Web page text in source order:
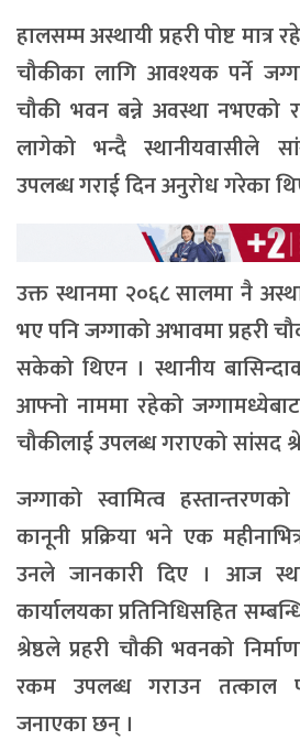
हालसम्म अस्थायी प्रहरी पोष्ट मात्र
चौकीका लागि आवश्यक पर्ने
चौकी भवन बन्ने अवस्था नभएको
लागेको भन्दै स्थानीयवासीले
उपलब्ध गराई दिन अनुरोध गरेका
उक्त स्थानमा २०६८ सालमा नै
भए पनि जग्गाको अभावमा प्रहरी
सकेको थिएन । स्थानीय
आफ्नो नाममा रहेको जग्गामध्येबाट
चौकीलाई उपलब्ध गराएको सांसद
जग्गाको स्वामित्व
कानूनी प्रक्रिया भने एक
उनले जानकारी दिए । आज
कार्यालयका प्रतिनिधिसहित
श्रेष्ठले प्रहरी चौकी भवनको
रकम उपलब्ध गराउन तत्काल
जनाएका छन् ।